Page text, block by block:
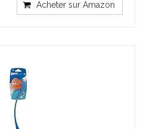
Acheter sur Amazon